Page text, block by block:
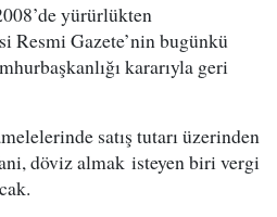
yürürlükten
Resmi Gazete’nin bugünkü
kararıyla geri
satış tutarı üzerinden
döviz almak isteyen biri vergi